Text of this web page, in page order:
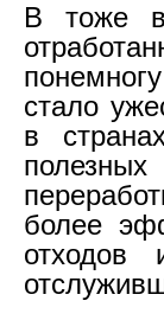
В тоже
стало
в
более
отходов